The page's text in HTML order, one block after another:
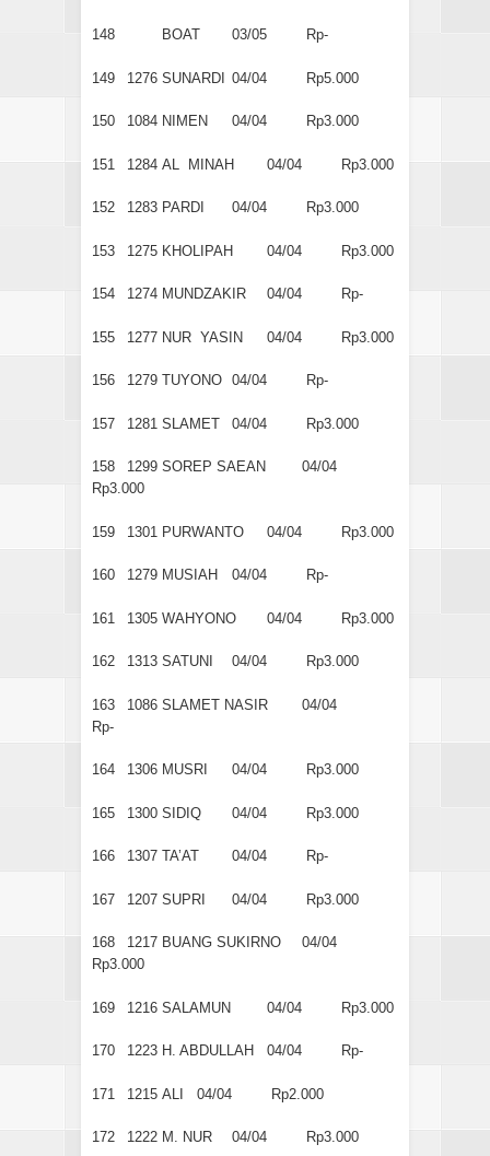
148 BOAT 03/05 Rp-
149 1276 SUNARDI 04/04 Rp5.000
150 1084 NIMEN 04/04 Rp3.000
151 1284 AL MINAH 04/04 Rp3.000
152 1283 PARDI 04/04 Rp3.000
153 1275 KHOLIPAH 04/04 Rp3.000
154 1274 MUNDZAKIR 04/04 Rp-
155 1277 NUR YASIN 04/04 Rp3.000
156 1279 TUYONO 04/04 Rp-
157 1281 SLAMET 04/04 Rp3.000
158 1299 SOREP SAEAN
04/04
Rp3.000
159 1301 PURWANTO 04/04 Rp3.000
160 1279 MUSIAH 04/04 Rp-
161 1305 WAHYONO 04/04 Rp3.000
162 1313 SATUNI 04/04 Rp3.000
163 1086 SLAMET NASIR
04/04
Rp-
164 1306 MUSRI 04/04 Rp3.000
165 1300 SIDIQ 04/04 Rp3.000
166 1307 TA’AT 04/04 Rp-
167 1207 SUPRI 04/04 Rp3.000
168 1217 BUANG SUKIRNO
04/04
Rp3.000
169 1216 SALAMUN 04/04 Rp3.000
170 1223 H. ABDULLAH 04/04 Rp-
171 1215 ALI 04/04 Rp2.000
172 1222 M. NUR 04/04 Rp3.000